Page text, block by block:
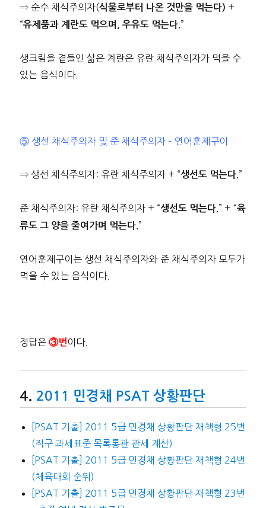
⇒ 순수 채식주의자(식물로부터 나온 것만을 먹는다) +
“유제품과 계란도 먹으며, 우유도 먹는다. ”
생크림을 곁들인 삶은 계란은 유란 채식주의자가 먹을 수
있는 음식이다.
⑤ 생선 채식주의자 및 준 채식주의자 – 연어훈제구이
⇒ 생선 채식주의자: 유란 채식주의자 + “생선도 먹는다. ”
준 채식주의자: 유란 채식주의자 + “생선도 먹는다. ” + “육
류도 그 양을 줄여가며 먹는다. ”
연어훈제구이는 생선 채식주의자와 준 채식주의자 모두가
먹을 수 있는 음식이다.
정답은 ③번 이다.
2011 민경채 PSAT 상황판단
[PSAT 기출] 2011 5급 민경채 상황판단 재책형 25번
(직구 과세표준 목록통관 관세 계산)
[PSAT 기출] 2011 5급 민경채 상황판단 재책형 24번
(체육대회 순위)
[PSAT 기출] 2011 5급 민경채 상황판단 재책형 23번